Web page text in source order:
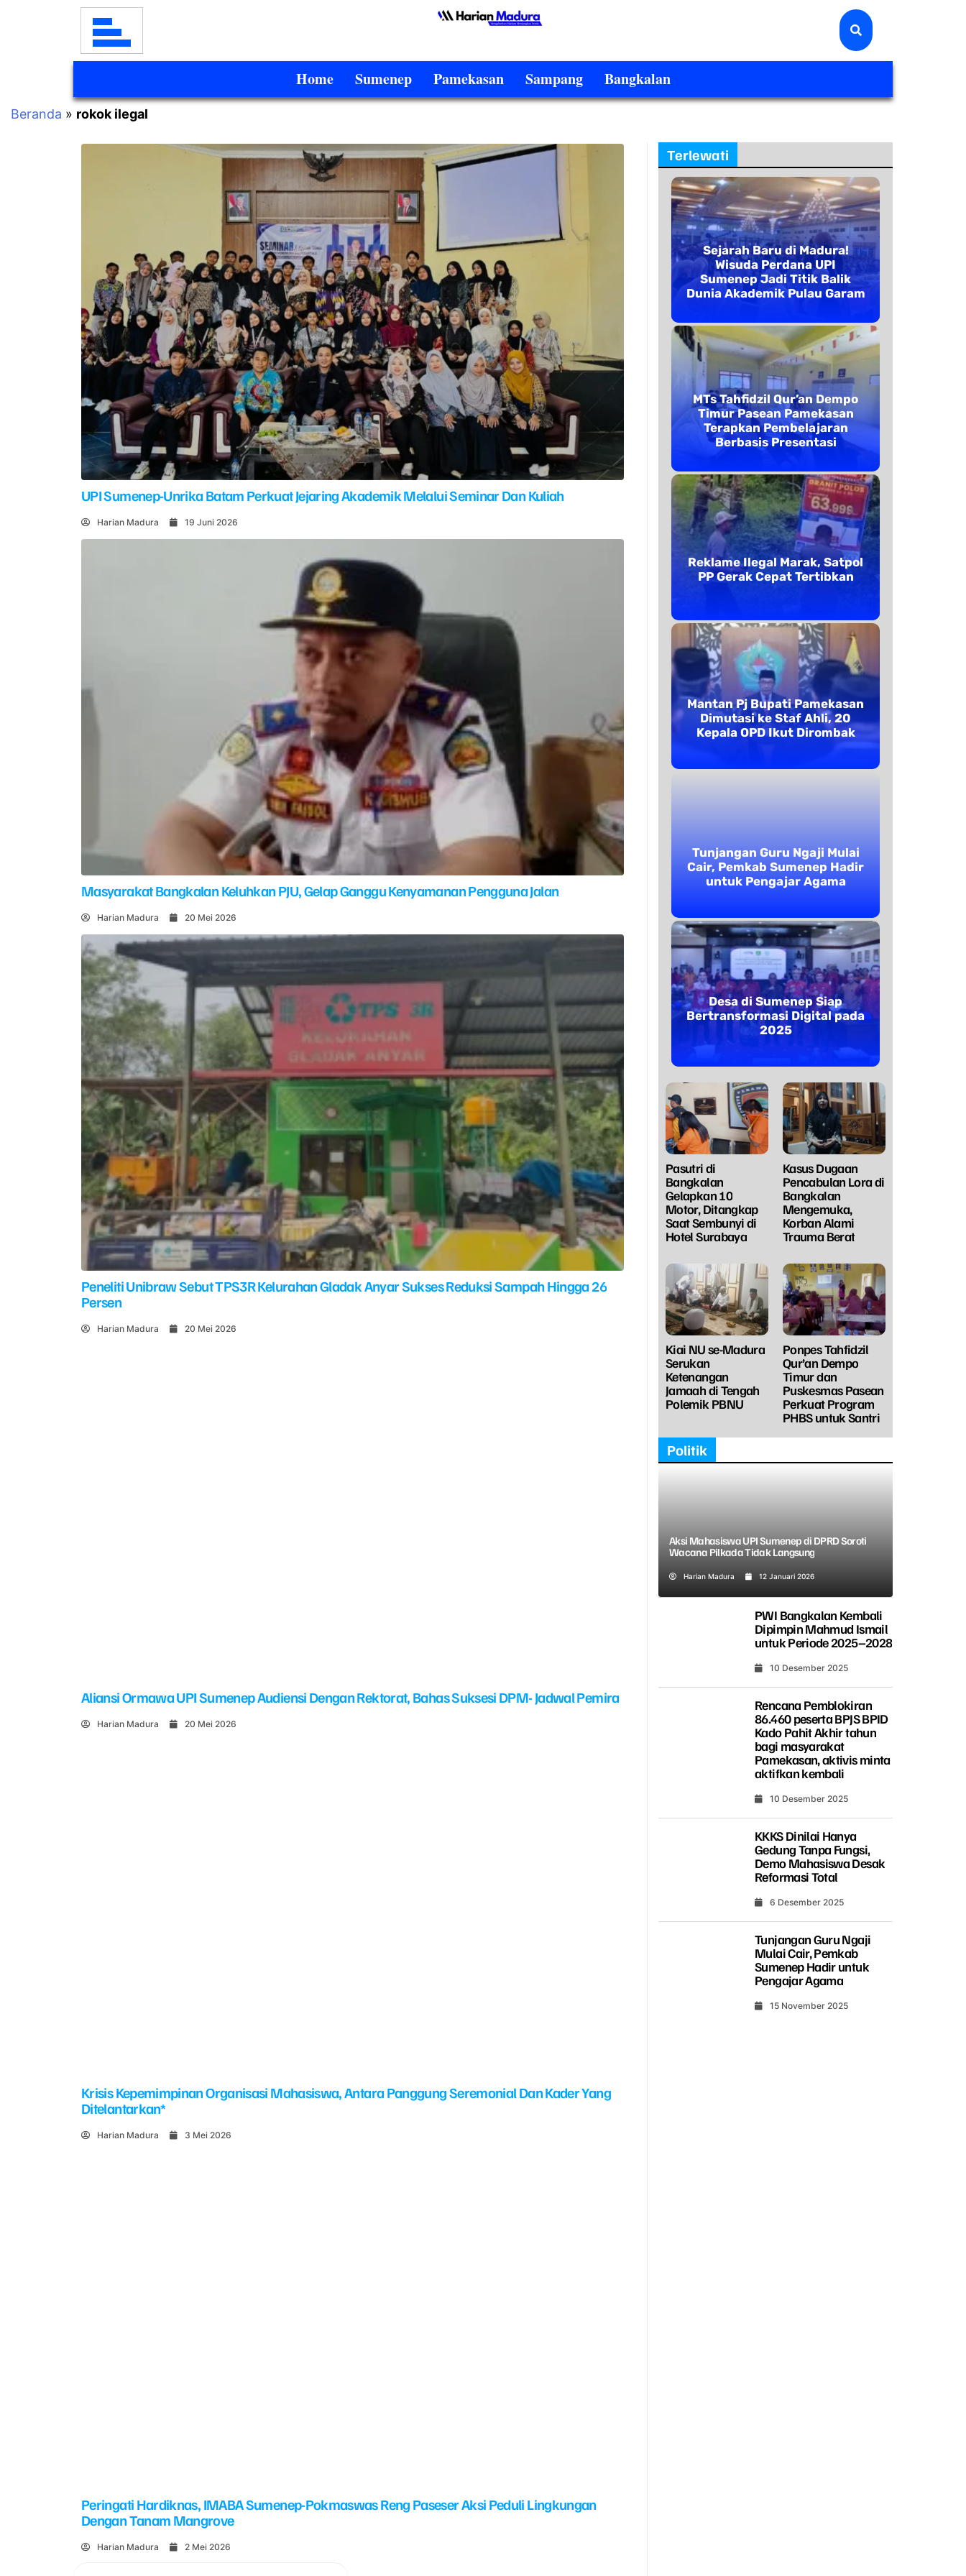
Home Sumenep Pamekasan Sampang Bangkalan
Beranda » rokok ilegal
UPI Sumenep-Unrika Batam Perkuat Jejaring Akademik Melalui Seminar Dan Kuliah
Harian Madura 19 Juni 2026
Masyarakat Bangkalan Keluhkan PJU, Gelap Ganggu Kenyamanan Pengguna Jalan
Harian Madura 20 Mei 2026
Peneliti Unibraw Sebut TPS3R Kelurahan Gladak Anyar Sukses Reduksi Sampah Hingga 26
Persen
Harian Madura 20 Mei 2026
Aliansi Ormawa UPI Sumenep Audiensi Dengan Rektorat, Bahas Suksesi DPM- Jadwal Pemira
Harian Madura 20 Mei 2026
Krisis Kepemimpinan Organisasi Mahasiswa, Antara Panggung Seremonial Dan Kader Yang
Ditelantarkan*
Harian Madura 3 Mei 2026
Peringati Hardiknas, IMABA Sumenep-Pokmaswas Reng Paseser Aksi Peduli Lingkungan
Dengan Tanam Mangrove
Harian Madura 2 Mei 2026
Terlewati
Pasutri di
Bangkalan
Gelapkan 10
Motor, Ditangkap
Saat Sembunyi di
Hotel Surabaya
Kasus Dugaan
Pencabulan Lora di
Bangkalan
Mengemuka,
Korban Alami
Trauma Berat
Kiai NU se-Madura
Serukan
Ketenangan
Jamaah di Tengah
Polemik PBNU
Ponpes Tahfidzil
Qur’an Dempo
Timur dan
Puskesmas Pasean
Perkuat Program
PHBS untuk Santri
Sejarah Baru di Madura!
Wisuda Perdana UPI
Sumenep Jadi Titik Balik
Dunia Akademik Pulau Garam
MTs Tahfidzil Qur’an Dempo
Timur Pasean Pamekasan
Terapkan Pembelajaran
Berbasis Presentasi
Reklame Ilegal Marak, Satpol
PP Gerak Cepat Tertibkan
Mantan Pj Bupati Pamekasan
Dimutasi ke Staf Ahli, 20
Kepala OPD Ikut Dirombak
Tunjangan Guru Ngaji Mulai
Cair, Pemkab Sumenep Hadir
untuk Pengajar Agama
Desa di Sumenep Siap
Bertransformasi Digital pada
2025
Politik
Aksi Mahasiswa UPI Sumenep di DPRD Soroti
Wacana Pilkada Tidak Langsung
Harian Madura 12 Januari 2026
PWI Bangkalan Kembali
Dipimpin Mahmud Ismail
untuk Periode 2025–2028
10 Desember 2025
Rencana Pemblokiran
86.460 peserta BPJS BPID
Kado Pahit Akhir tahun
bagi masyarakat
Pamekasan, aktivis minta
aktifkan kembali
10 Desember 2025
KKKS Dinilai Hanya
Gedung Tanpa Fungsi,
Demo Mahasiswa Desak
Reformasi Total
6 Desember 2025
Tunjangan Guru Ngaji
Mulai Cair, Pemkab
Sumenep Hadir untuk
Pengajar Agama
15 November 2025